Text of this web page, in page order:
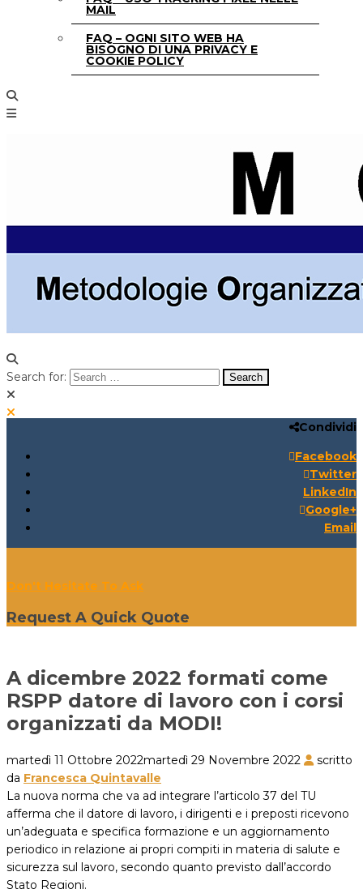
MAIL
FAQ – OGNI SITO WEB HA
BISOGNO DI UNA PRIVACY E
COOKIE POLICY
Search for:
Condividi
Facebook
Twitter
LinkedIn
Google+
Email
Don't Hesitate To Ask
Request A Quick Quote
A dicembre 2022 formati come
RSPP datore di lavoro con i corsi
organizzati da MODI!
martedì 11 Ottobre 2022martedì 29 Novembre 2022
scritto
da Francesca Quintavalle
La nuova norma che va ad integrare l’articolo 37 del TU
afferma che il datore di lavoro, i dirigenti e i preposti ricevono
un’adeguata e specifica formazione e un aggiornamento
periodico in relazione ai propri compiti in materia di salute e
sicurezza sul lavoro, secondo quanto previsto dall’accordo
Stato Regioni.